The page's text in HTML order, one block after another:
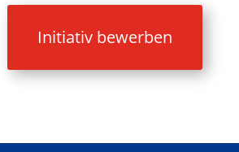
Initiativ bewerben